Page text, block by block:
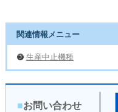
関連情報メニュー
生産中止機種
■お問い合わせ